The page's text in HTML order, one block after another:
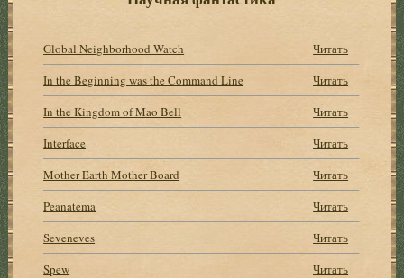
Global Neighborhood Watch
Читать
In the Beginning was the Command Line
Читать
In the Kingdom of Mao Bell
Читать
Interface
Читать
Mother Earth Mother Board
Читать
Peanatema
Читать
Seveneves
Читать
Spew
Читать